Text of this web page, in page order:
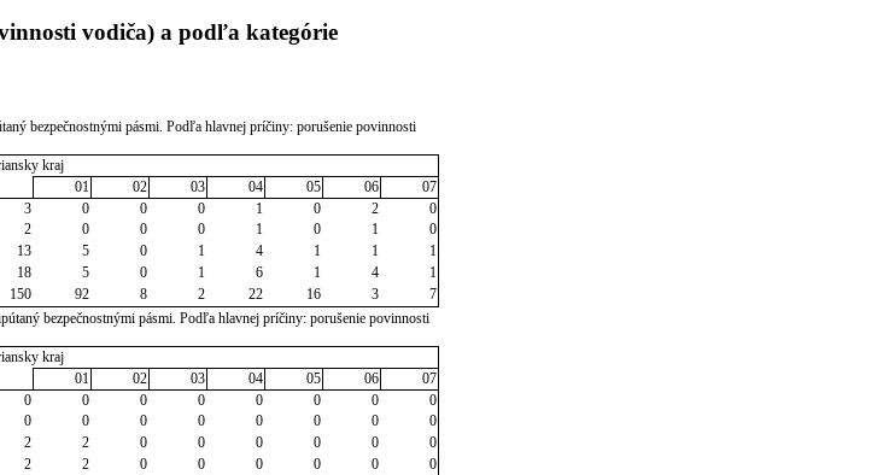
vodiča) a podľa kategórie
bezpečnostnými pásmi. Podľa hlavnej príčiny: porušenie povinnosti
kraj
01
02 03 04 05 06
07
3 0 0 0 1 0 2
0
2 0 0 0 1 0 1
0
13 5 0 1 4 1 1
1
18 5 0 1 6 1 4
1
150 92 8 2 22 16 3
7
bezpečnostnými pásmi. Podľa hlavnej príčiny: porušenie povinnosti
kraj
01
02 03 04 05 06
07
0 0 0 0 0 0 0
0
0 0 0 0 0 0 0
0
2 2 0 0 0 0 0
0
2 2 0 0 0 0 0
0